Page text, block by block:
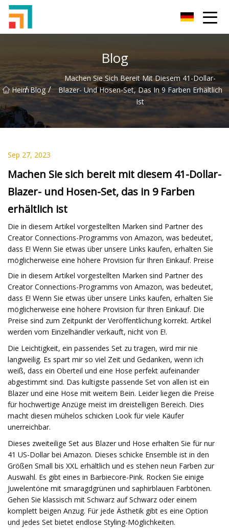
Blog
Heim
/ Blog /
Machen Sie Sich Bereit Mit Diesem 41-Dollar-
Blazer- Und Hosen-Set, Das In 9 Farben Erhältlich
Ist
Sep 27, 2023
Machen Sie sich bereit mit diesem 41-Dollar-
Blazer- und Hosen-Set, das in 9 Farben
erhältlich ist
Die in diesem Artikel vorgestellten Marken sind Partner des
Creator Connections-Programms von Amazon, was bedeutet,
dass E! Wenn Sie etwas über unsere Links kaufen, erhalten Sie
möglicherweise eine höhere Provision für Ihren Einkauf. Preise
Die in diesem Artikel vorgestellten Marken sind Partner des
Creator Connections-Programms von Amazon, was bedeutet,
dass E! Wenn Sie etwas über unsere Links kaufen, erhalten Sie
möglicherweise eine höhere Provision für Ihren Einkauf. Die
Preise sind zum Zeitpunkt der Veröffentlichung korrekt. Artikel
werden vom Einzelhändler verkauft, nicht von E!.
Die Leichtigkeit, ein passendes Set zu tragen, wird mir nie
langweilig. Es spart mir so viel Zeit und Gedanken, wenn ich
weiß, dass ein Oberteil und eine Hose perfekt aufeinander
abgestimmt sind. Das kultigste passende Set von allen ist ein
Blazer und eine Hose mit weitem Bein. Leider liegen die Preise
für hochwertige Anzüge meist im dreistelligen Bereich. Dies
macht diesen mühelos schicken Look für viele Käufer
unerreichbar.
Dieses zweiteilige Set aus Blazer und Hose erhalten Sie für nur
41 US-Dollar bei Amazon. Dieses schicke Ensemble ist in den
Größen Small bis XXL erhältlich und es stehen neun Farben zur
Auswahl. Es gibt eines in Barbiecore-Pink. Rocken Sie einige
Juwelentöne mit smaragdgrünen und saphirblauen Farbtönen.
Gehen Sie klassisch mit Schwarz auf Schwarz oder einem
komplett beigen Anzug. Für jede Ästhetik gibt es eine Option
und jedes Set bietet endlose Styling-Möglichkeiten.